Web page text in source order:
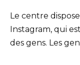
Le centre
Instagram, qui
des gens. Les